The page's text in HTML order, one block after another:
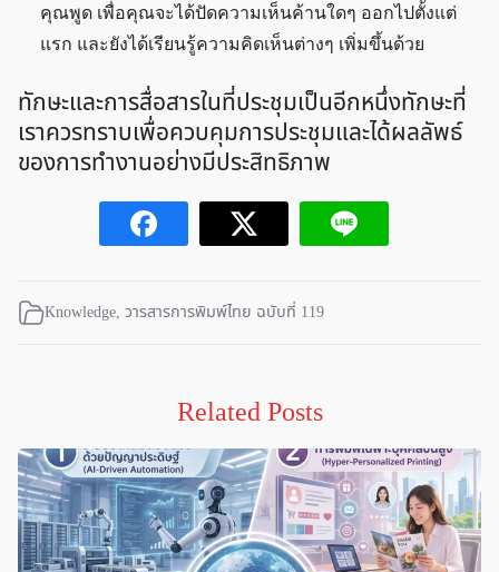
คุณพูด เพื่อคุณจะได้ปัดความเห็นค้านใดๆ ออกไปตั้งแต่
แรก และยังได้เรียนรู้ความคิดเห็นต่างๆ เพิ่มขึ้นด้วย
ทักษะและการสื่อสารในที่ประชุมเป็นอีกหนึ่งทักษะที่
เราควรทราบเพื่อควบคุมการประชุมและได้ผลลัพธ์
ของการทำงานอย่างมีประสิทธิภาพ
Knowledge, วารสารการพิมพ์ไทย ฉบับที่ 119
Related Posts